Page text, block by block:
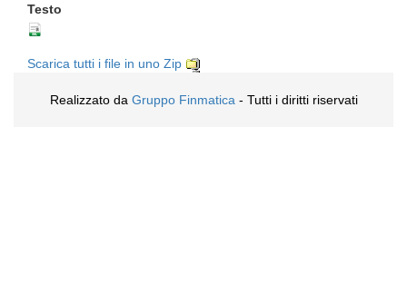
Testo
Scarica tutti i file in uno Zip
Realizzato da Gruppo Finmatica- Tutti i diritti riservati